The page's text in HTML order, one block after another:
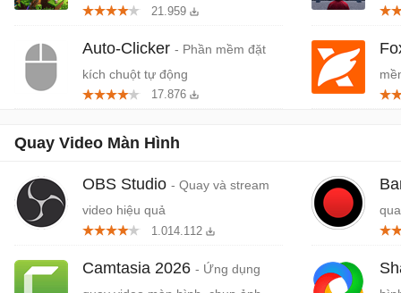
21.959
Auto-Clicker - Phần mềm đặt
kích chuột tự động
17.876
Quay Video Màn Hình
OBS Studio - Quay và stream
video hiệu quả
1.014.112
Camtasia 2026 - Ứng dụng